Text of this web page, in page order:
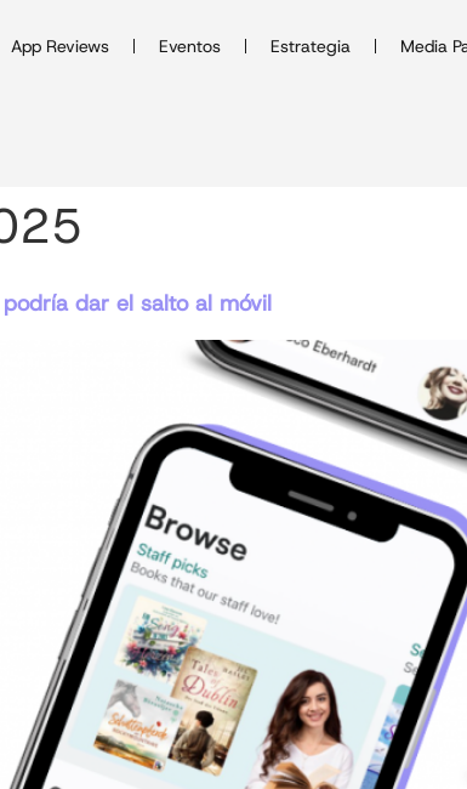
App Reviews Eventos Estrategia Media
dar el salto al móvil